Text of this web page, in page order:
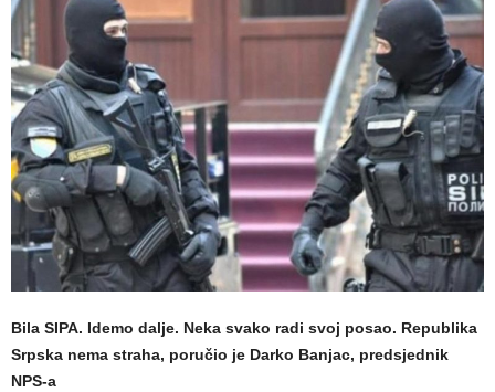
Bila SIPA. Idemo dalje. Neka svako radi svoj posao. Republika
Srpska nema straha, poručio je Darko Banjac, predsjednik
NPS-a